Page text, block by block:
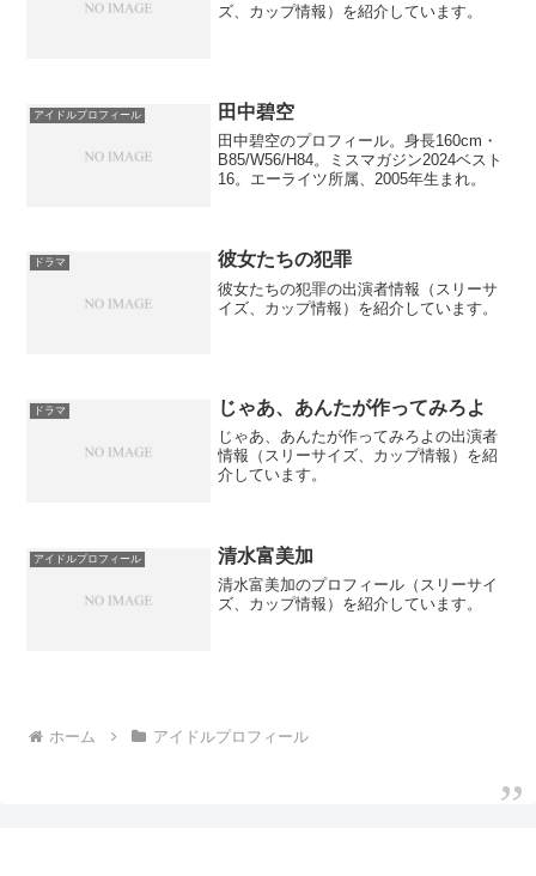
ズ、カップ情報）を紹介しています。
アイドルプロフィール 田中碧空
田中碧空のプロフィール。身長160cm・
B85/W56/H84。ミスマガジン2024ベスト
16。エーライツ所属、2005年生まれ。
ドラマ 彼女たちの犯罪
彼女たちの犯罪の出演者情報（スリーサ
イズ、カップ情報）を紹介しています。
ドラマ じゃあ、あんたが作ってみろよ
じゃあ、あんたが作ってみろよの出演者
情報（スリーサイズ、カップ情報）を紹
介しています。
アイドルプロフィール 清水富美加
清水富美加のプロフィール（スリーサイ
ズ、カップ情報）を紹介しています。
ホーム アイドルプロフィール